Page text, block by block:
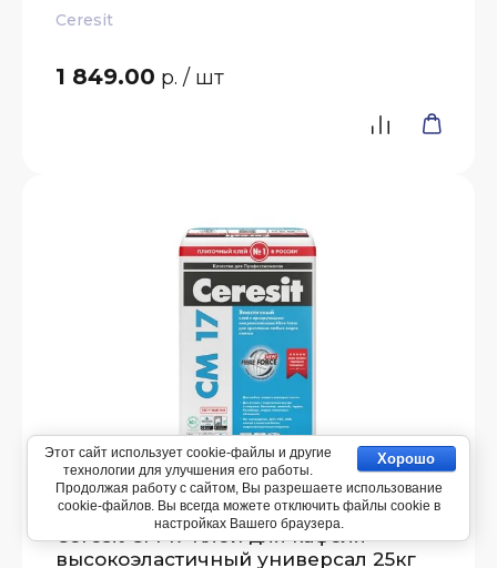
Ceresit
1 849.00 р. / шт
Ceresit СМ 17 Клей для кафеля
высокоэластичный универсал 25кг
Хорошо
Этот сайт использует cookie-файлы и другие
технологии для улучшения его работы.
Продолжая работу с сайтом, Вы разрешаете использование
cookie-файлов. Вы всегда можете отключить файлы cookie в
настройках Вашего браузера.